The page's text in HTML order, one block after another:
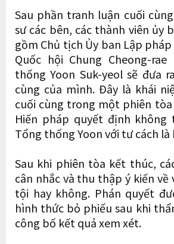
Sau phần tranh luận cuối
sư các bên, các thành viên ủy
gồm Chủ tịch Ủy ban Lập
Quốc hội Chung Cheong-
thống Yoon Suk-yeol sẽ đưa
cùng của mình. Đây là khái
cuối cùng trong một phiên tòa
Hiến pháp quyết định không
Tổng thống Yoon với tư cách là
Sau khi phiên tòa kết thúc,
cân nhắc và thu thập ý kiến ​​về
tội hay không. Phán quyết
hình thức bỏ phiếu sau khi
công bố kết quả xem xét.